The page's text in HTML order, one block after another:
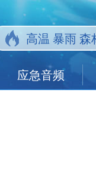
应急音频